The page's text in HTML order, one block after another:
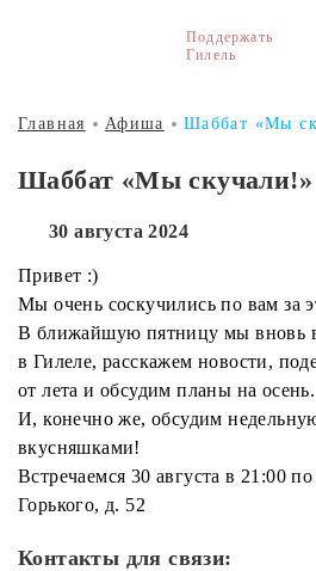
Поддержать
Гилель
Главная Афиша Шаббат «Мы
Шаббат «Мы скучали!»
30 августа 2024
Привет :)
Мы очень соскучились по вам за
В ближайшую пятницу мы вновь
в Гилеле, расскажем новости,
от лета и обсудим планы на осень.
И, конечно же, обсудим
вкусняшками!
Встречаемся 30 августа в 21:00
Горького, д. 52
Контакты для связи: